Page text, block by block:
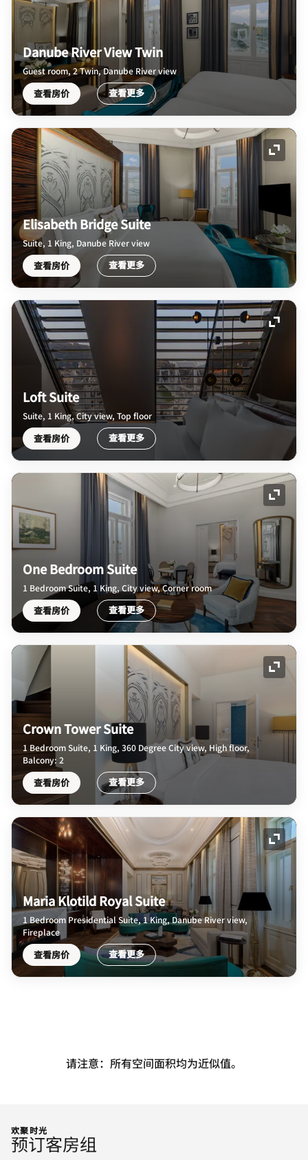
Danube River View Twin
Guest room, 2 Twin, Danube River view
查看房价 查看更多
展开
Elisabeth Bridge Suite
Suite, 1 King, Danube River view
查看房价 查看更多
展开
Loft Suite
Suite, 1 King, City view, Top floor
查看房价 查看更多
展开
One Bedroom Suite
1 Bedroom Suite, 1 King, City view, Corner room
查看房价 查看更多
展开
Crown Tower Suite
1 Bedroom Suite, 1 King, 360 Degree City view, High floor,
Balcony: 2
查看房价 查看更多
展开
Maria Klotild Royal Suite
1 Bedroom Presidential Suite, 1 King, Danube River view,
Fireplace
查看房价 查看更多
请注意：所有空间面积均为近似值。
欢聚时光
预订客房组